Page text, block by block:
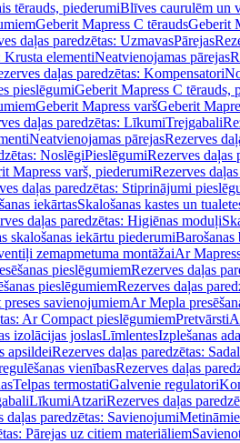
tērauds, piederumiBlīves caurulēm un
Geberit Mapress C tēraudsGeberit
daļas paredzētas: UzmavasPārejas
Krusta elementiNeatvienojamas pārejas
daļas paredzētas: Kompensatori
pieslēgumiGeberit Mapress C tērauds,
Geberit Mapress varšGeberit
daļas paredzētas: LīkumiTrejgabali
Neatvienojamas pārejasRezerves
NoslēgiPieslēgumiRezerves daļas
Mapress varš, piederumiRezerves
daļas paredzētas: Stiprinājumi
iekārtasSkalošanas kastes un
daļas paredzētas: Higiēnas moduļi
skalošanas iekārtu piederumiBarošanas
zemapmetuma montāžaiAr
pieslēgumiemRezerves daļas
pieslēgumiemRezerves daļas
savienojumiemAr Mepla
Ar Compact pieslēgumiemPretvārsti
izolācijas joslasLīmlentesIzplešanas
apsildeiRezerves daļas paredzētas:
vienībasRezerves daļas
Telpas termostatiGalvenie regulatori
LīkumiAtzariRezerves daļas
daļas paredzētas: Savienojumi
Pārejas uz citiem materiāliem